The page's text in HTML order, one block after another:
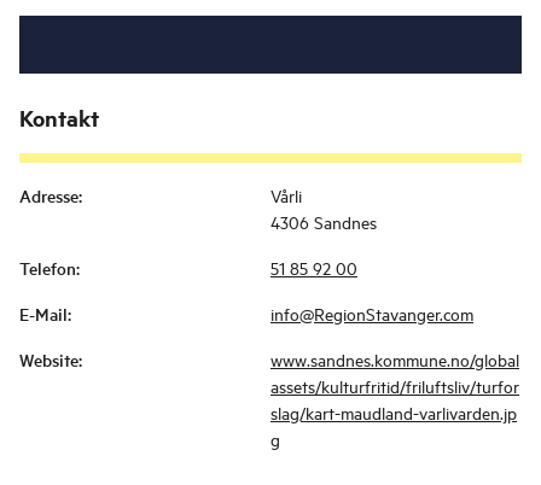
Kontakt
Adresse:
Vårli
4306 Sandnes
Telefon: 51 85 92 00
E-Mail: info@RegionStavanger.com
Website:
www.sandnes.kommune.no/global
assets/kulturfritid/friluftsliv/turfor
slag/kart-maudland-varlivarden.jp
g